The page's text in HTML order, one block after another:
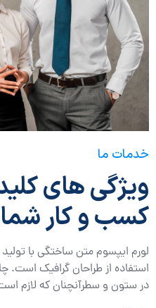
خدمات ما
ویژگی های
کسب و کار شما
لورم ایپسوم متن ساختگی با
استفاده از طراحان گرافیک است.
در ستون و سطرآنچنان که لازم